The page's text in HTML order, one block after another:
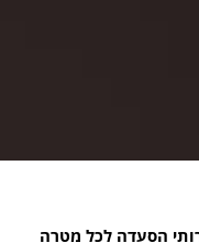
הסעדה לכל מטרה